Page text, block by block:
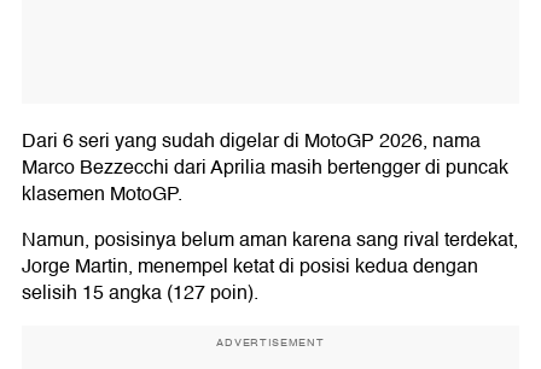
Dari 6 seri yang sudah digelar di MotoGP 2026, nama
Marco Bezzecchi dari Aprilia masih bertengger di puncak
klasemen MotoGP.
Namun, posisinya belum aman karena sang rival terdekat,
Jorge Martin, menempel ketat di posisi kedua dengan
selisih 15 angka (127 poin).
ADVERTISEMENT